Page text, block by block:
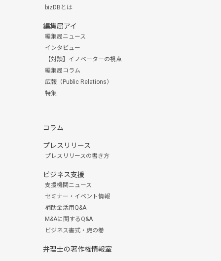
bizDBとは
編集局アイ
編集局ニュース
インタビュー
【対談】イノベーターの視点
編集局コラム
広報（Public Relations）
特集
コラム
プレスリリース
プレスリリースの書き方
ビジネス支援
支援機関ニュース
セミナー・イベント情報
補助金活用Q&A
M&Aに関するQ&A
ビジネス書式・虎の巻
弁理士の著作権情報室